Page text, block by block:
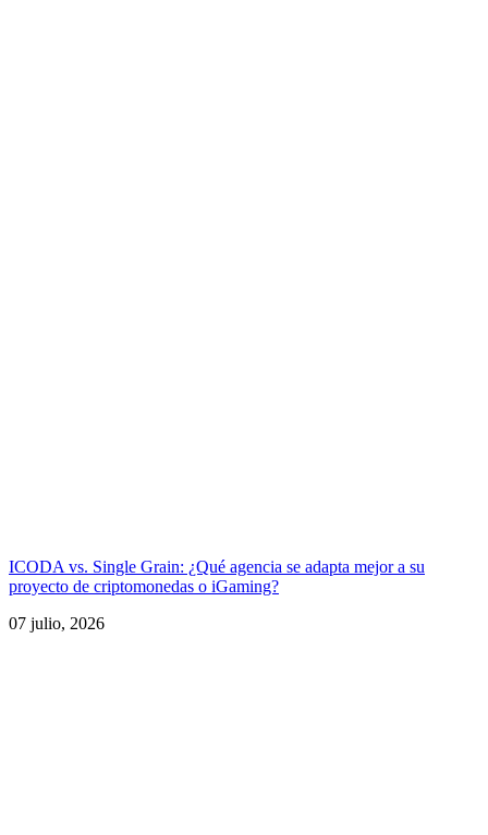
ICODA vs. Single Grain: ¿Qué agencia se adapta mejor a su
proyecto de criptomonedas o iGaming?
07 julio, 2026